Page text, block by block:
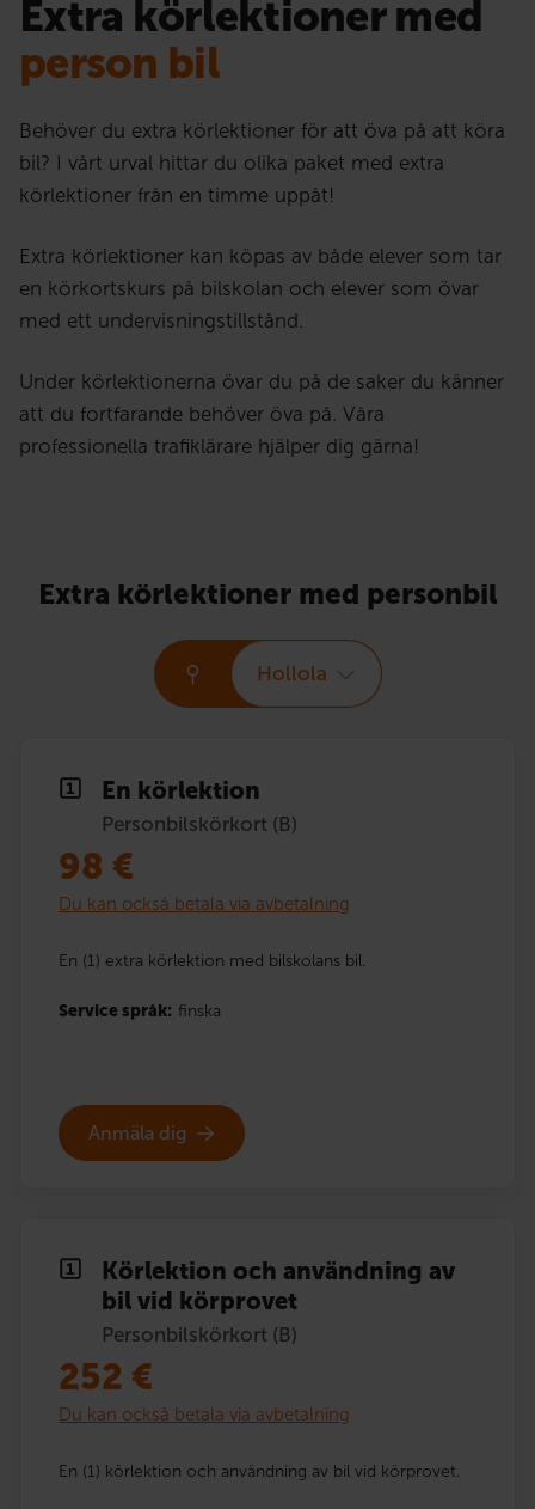
Extra körlektioner med
person bil
Behöver du extra körlektioner för att öva på att köra
bil? I vårt urval hittar du olika paket med extra
körlektioner från en timme uppåt!
Extra körlektioner kan köpas av både elever som tar
en körkortskurs på bilskolan och elever som övar
med ett undervisningstillstånd.
Under körlektionerna övar du på de saker du känner
att du fortfarande behöver öva på. Våra
professionella trafiklärare hjälper dig gärna!
Extra körlektioner med personbil
Hollola
En körlektion
Personbilskörkort (B)
98 €
Du kan också betala via avbetalning
En (1) extra körlektion med bilskolans bil.
Service språk: finska
Anmäla dig
Körlektion och användning av
bil vid körprovet
Personbilskörkort (B)
252 €
Du kan också betala via avbetalning
En (1) körlektion och användning av bil vid körprovet.